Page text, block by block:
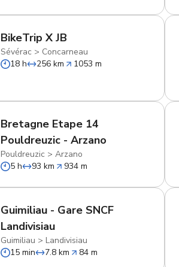
BikeTrip X JB
Sévérac > Concarneau
18 h
256 km 1053 m
Bretagne Etape 14
Pouldreuzic - Arzano
Pouldreuzic >Arzano
5 h
93 km 934 m
Guimiliau - Gare SNCF
Landivisiau
Guimiliau >Landivisiau
15 min
7.8 km 84 m